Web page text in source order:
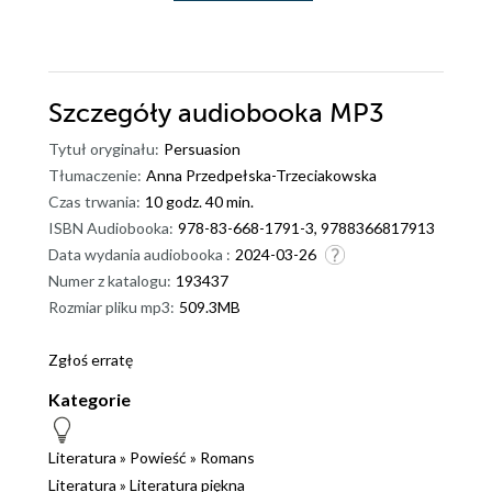
Szczegóły audiobooka MP3
Tytuł oryginału: Persuasion
Tłumaczenie: Anna Przedpełska-Trzeciakowska
Czas trwania: 10 godz. 40 min.
ISBN Audiobooka: 978-83-668-1791-3, 9788366817913
Data wydania audiobooka : 2024-03-26
Numer z katalogu: 193437
Rozmiar pliku mp3: 509.3MB
Zgłoś erratę
Kategorie
Literatura » Powieść » Romans
Literatura » Literatura piękna